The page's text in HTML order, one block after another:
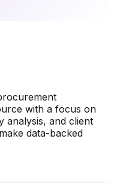
with a focus on
analysis, and client
data-backed